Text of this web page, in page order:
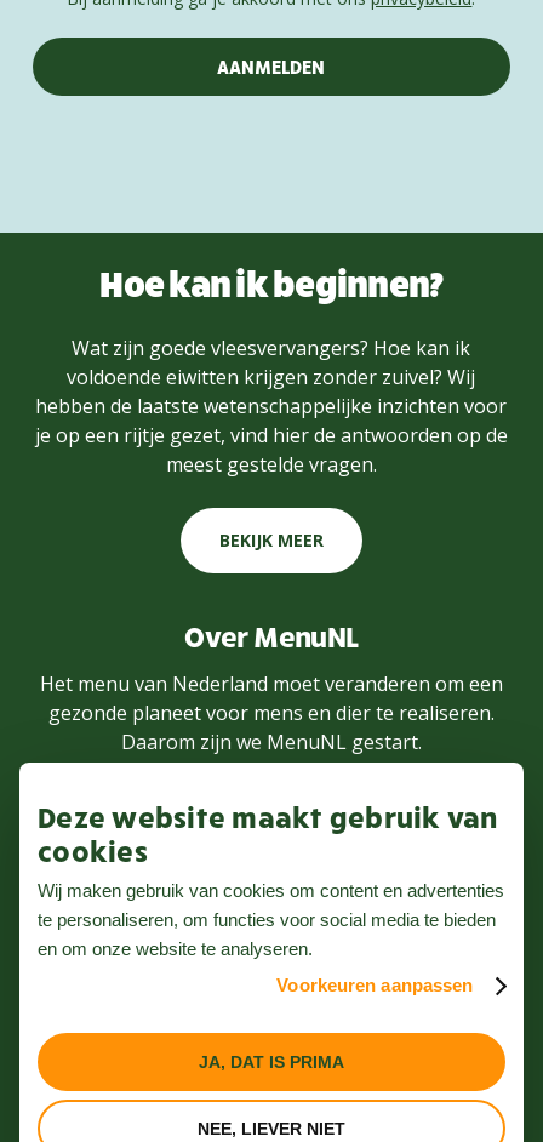
Deze website maakt gebruik van
cookies
Wij maken gebruik van cookies om content en advertenties
te personaliseren, om functies voor social media te bieden
en om onze website te analyseren.
Voorkeuren aanpassen
JA, DAT IS PRIMA
NEE, LIEVER NIET
Hoe kan ik beginnen?
Wat zijn goede vleesvervangers? Hoe kan ik
voldoende eiwitten krijgen zonder zuivel? Wij
hebben de laatste wetenschappelijke inzichten voor
je op een rijtje gezet, vind hier de antwoorden op de
meest gestelde vragen.
BEKIJK MEER
Over MenuNL
Het menu van Nederland moet veranderen om een
gezonde planeet voor mens en dier te realiseren.
Daarom zijn we MenuNL gestart.
MEER WETEN
Volg ons op Instagram
Nieuwsbrief
Algemene voorwaarden